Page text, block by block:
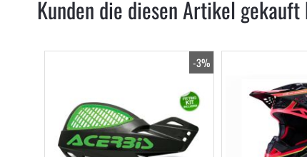
Kunden die diesen Artikel
-3%